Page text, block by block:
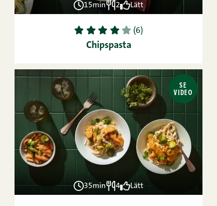
15min 2 Lätt
1 2 3 4 5 (6)
Chipspasta
SE
VIDEO
35min 4 Lätt